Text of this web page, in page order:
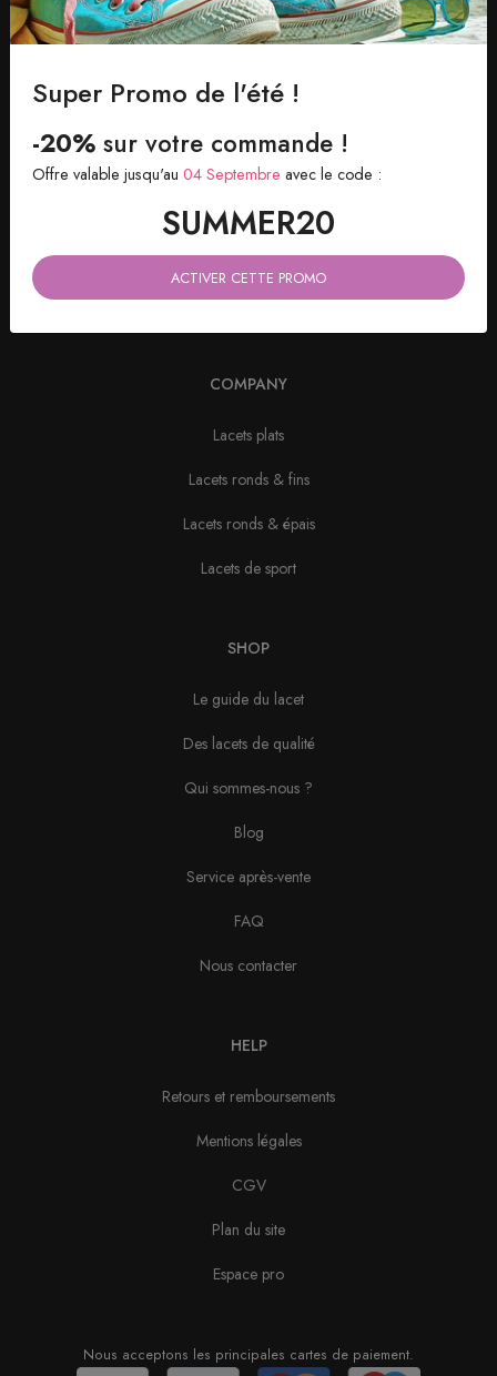
EXPÉDITION SOUS 48H
Directement dans votre boite
COMPANY
Lacets plats
Lacets ronds & fins
Lacets ronds & épais
Lacets de sport
SHOP
Le guide du lacet
Des lacets de qualité
Qui sommes-nous ?
Blog
Service après-vente
FAQ
Nous contacter
HELP
Retours et remboursements
Mentions légales
CGV
Plan du site
Espace pro
Nous acceptons les principales cartes de paiement.
Super Promo de l'été !
-20% sur votre commande !
Offre valable jusqu'au 04 Septembre avec le code :
SUMMER20
ACTIVER CETTE PROMO